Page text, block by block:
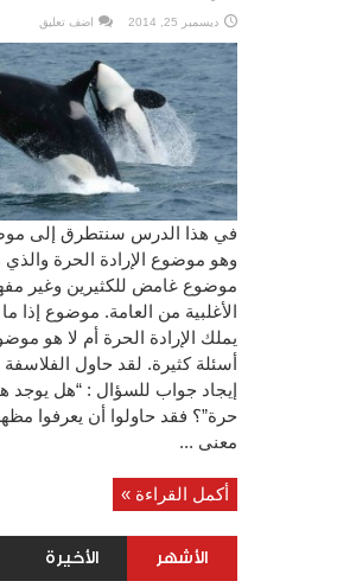
ديسمبر 25, 2014 اضف تعليق
في هذا الدرس سنتطرق إلى
وهو موضوع الإرادة الحرة والذي
موضوع غامض للكثيرين وغير
الأغلبية من العامة. موضوع إذا
يملك الإرادة الحرة أم لا هو
أسئلة كثيرة. لقد حاول الفلاسفة
إيجاد جواب للسؤال : “هل يوجد
حرة”؟ فقد حاولوا أن يعرفوا
معنى ...
أكمل القراءة »
الأشهر الأخيرة